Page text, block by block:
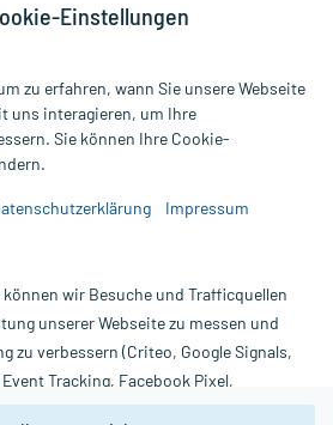
ggf. zzgl. Versandkosten
werden ausschließlich für
durch einen Arzt. Bitte
können. | Diese Webseite benutzt
bitte dazu die wichtigen Hinweise in
Für den Widerruf einer Bestellung
Einstellungen
zu erfahren, wann Sie unsere Webseite
uns interagieren, um Ihre
Sie können Ihre Cookie-
Impressum
wir Besuche und Trafficquellen
unserer Webseite zu messen und
zu verbessern (Criteo, Google Signals,
Tracking, Facebook Pixel,